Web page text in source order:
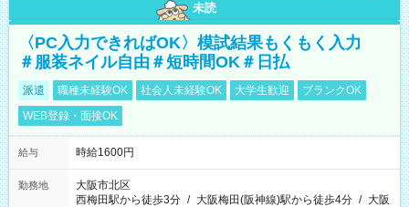
未読
〈PC入力できればOK〉模試結果もくもく入力
＃服装ネイル自由＃短時間OK＃日払
派遣 職種未経験OK 社会人未経験OK 大学生歓迎
ブランクOK
WEB登録・面接OK
給与 時給1600円
勤務地
大阪市北区
西梅田駅から徒歩3分 / 大阪梅田(阪神線)駅から徒歩4分 / 大阪